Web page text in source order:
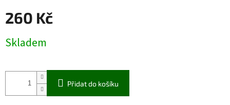
260 Kč
cena:
Skladem
Přidat do košíku